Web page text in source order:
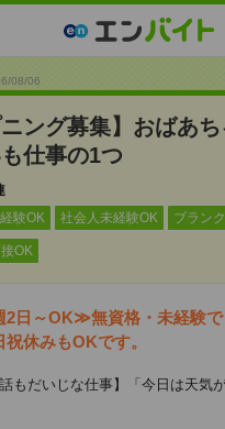
/08/06
ニング募集】おばあ
仕事の1つ
験OK 社会人未経験OK ブラン
OK
日～OK≫無資格・未経験で
祝休みもOKです。
話もだいじな仕事】「今日は天気